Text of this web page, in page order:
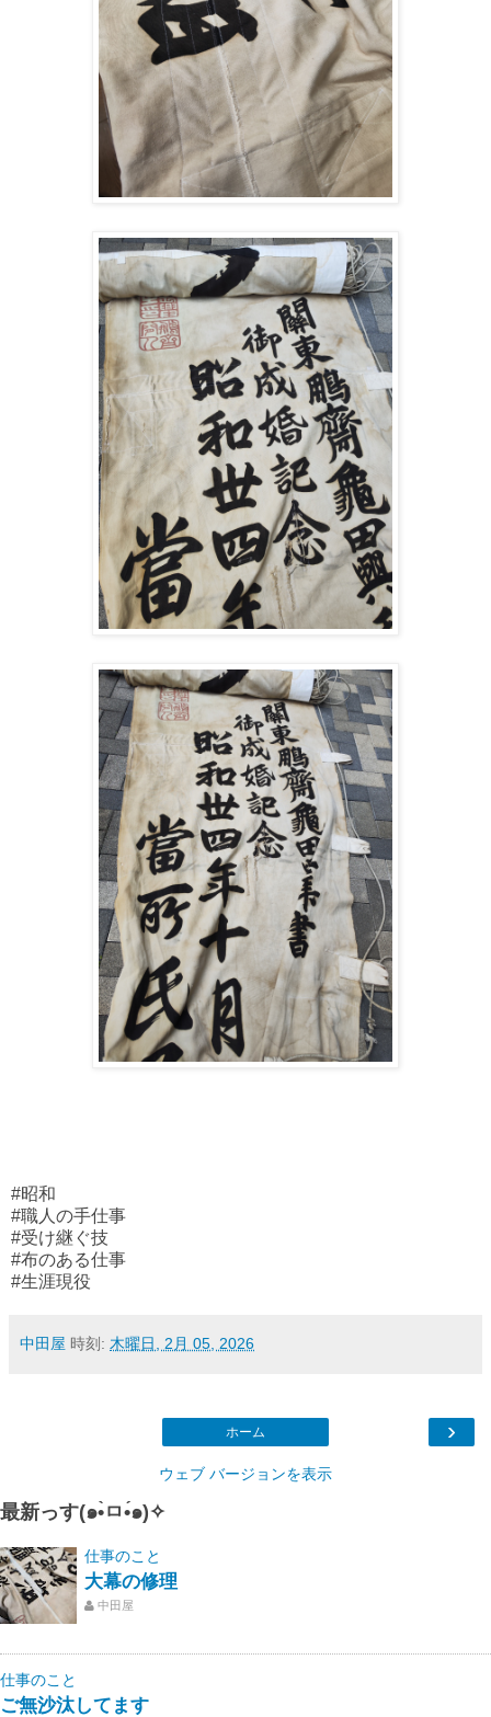
#昭和
#職人の手仕事
#受け継ぐ技
#布のある仕事
#生涯現役
中田屋 時刻: 木曜日, 2月 05, 2026
›
ホーム
ウェブ バージョンを表示
最新っす(๑•̀ㅁ•́๑)✧
仕事のこと
大幕の修理
中田屋
仕事のこと
ご無沙汰してます